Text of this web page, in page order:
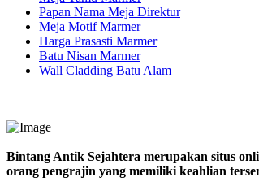
Papan Nama Meja Direktur
Meja Motif Marmer
Harga Prasasti Marmer
Batu Nisan Marmer
Wall Cladding Batu Alam
Bintang Antik Sejahtera merupakan situs
orang pengrajin yang memiliki keahlian